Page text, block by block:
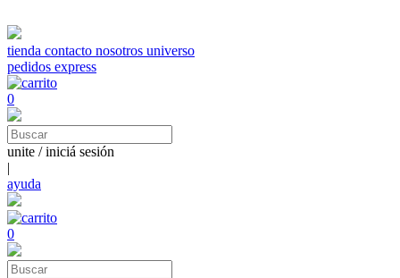
tienda contacto nosotros universo
pedidos express
0
unite / iniciá sesión
|
ayuda
0